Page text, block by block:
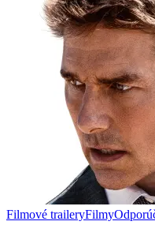
Filmové traileryFilmy